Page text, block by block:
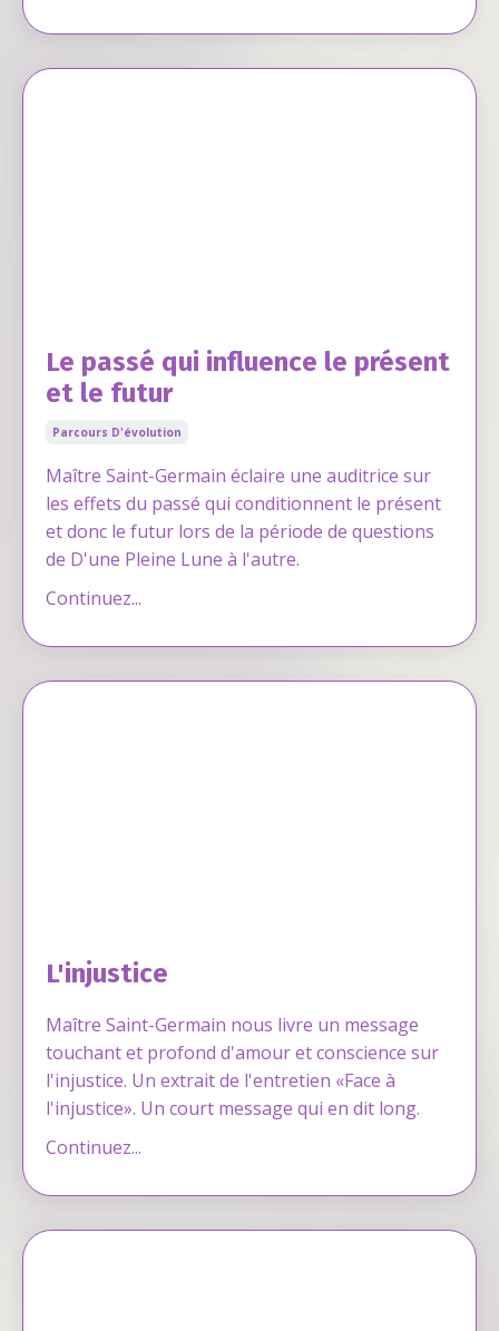
Le passé qui influence le présent
et le futur
Parcours D'évolution
Maître Saint-Germain éclaire une auditrice sur
les effets du passé qui conditionnent le présent
et donc le futur lors de la période de questions
de D'une Pleine Lune à l'autre.
Continuez...
L'injustice
Maître Saint-Germain nous livre un message
touchant et profond d'amour et conscience sur
l'injustice. Un extrait de l'entretien «Face à
l'injustice». Un court message qui en dit long.
Continuez...